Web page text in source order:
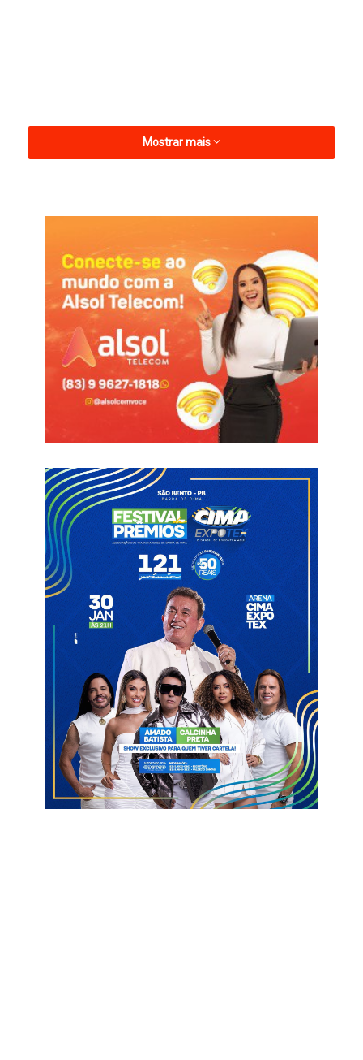
na Direção Nacional.
Pollyana, porém, descartou sair do PSB.
Na última eleição, Pollyana foi lançada candidata do PSB ao
Senado em cima da convenção e ultrapassou por exemplo,
com bastante folga o ex-governador Ricardo Coutinho, sendo
a 2ª mais votada.
Informações com Polítika – Alan Kardek
Mostrar mais